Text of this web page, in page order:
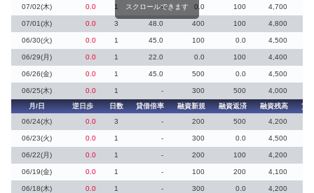
07/02(木) 0.0 1 - 0.0 100 4,700
07/01(水) 0.0 3 48.0 400 100 4,800
06/30(火) 0.0 1 45.0 100 0.0 4,500
06/29(月) 0.0 1 22.0 0.0 100 4,400
06/26(金) 0.0 1 45.0 500 0.0 4,500
06/25(木) 0.0 1 - 300 500
4,000
月/日
逆日歩 日数 貸借倍率 融資新規 融資返済 融資残高
貸
06/24(水)
0.0 3 - 200 500 4,200
06/23(火) 0.0 1 - 300 0.0 4,500
06/22(月) 0.0 1 - 200 100 4,200
06/19(金) 0.0 1 - 100 200 4,100
06/18(木) 0.0 1 - 300 0.0 4,200
スクロールできます